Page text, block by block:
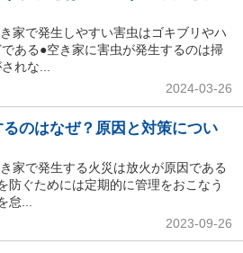
家で発生しやすい害虫はゴキブリやハ
ある●空き家に害虫が発生するのは掃
れな...
2024-03-26
のはなぜ？原因と対策につい
家で発生する火災は放火が原因である
防ぐためには定期的に管理をおこなう
怠...
2023-09-26